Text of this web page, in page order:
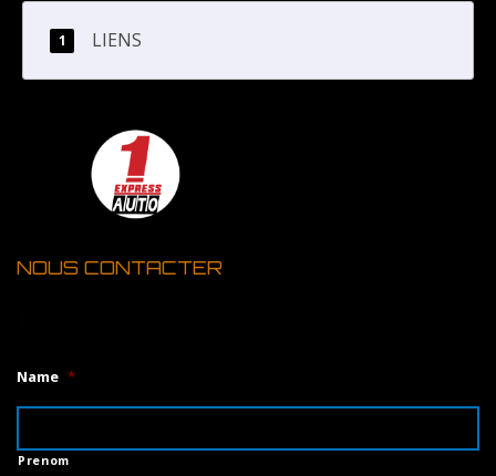
LIENS
NOUS CONTACTER
Name *
Prenom